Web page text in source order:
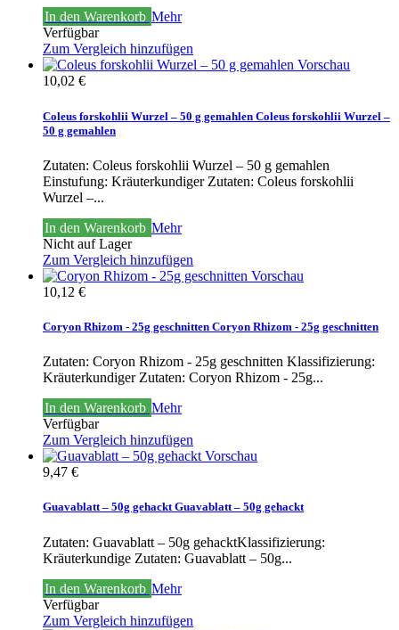
In den Warenkorb Mehr
Verfügbar
Zum Vergleich hinzufügen
Vorschau
10,02 €
Coleus forskohlii Wurzel – 50 g gemahlen Coleus forskohlii Wurzel –
50 g gemahlen
Zutaten: Coleus forskohlii Wurzel – 50 g gemahlen
Einstufung: Kräuterkundiger Zutaten: Coleus forskohlii
Wurzel –...
In den Warenkorb Mehr
Nicht auf Lager
Zum Vergleich hinzufügen
Vorschau
10,12 €
Coryon Rhizom - 25g geschnitten Coryon Rhizom - 25g geschnitten
Zutaten: Coryon Rhizom - 25g geschnitten Klassifizierung:
Kräuterkundiger Zutaten: Coryon Rhizom - 25g...
In den Warenkorb Mehr
Verfügbar
Zum Vergleich hinzufügen
Vorschau
9,47 €
Guavablatt – 50g gehackt Guavablatt – 50g gehackt
Zutaten: Guavablatt – 50g gehacktKlassifizierung:
Kräuterkundige Zutaten: Guavablatt – 50g...
In den Warenkorb Mehr
Verfügbar
Zum Vergleich hinzufügen